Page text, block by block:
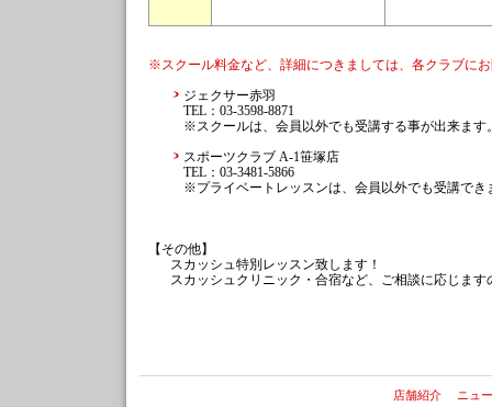
※スクール料金など、詳細につきましては、各クラブに
ジェクサー赤羽
TEL：03-3598-8871
※スクールは、会員以外でも受講する事が出来ます
スポーツクラブ A-1笹塚店
TEL：03-3481-5866
※プライベートレッスンは、会員以外でも受講でき
【その他】
スカッシュ特別レッスン致します！
スカッシュクリニック・合宿など、ご相談に応じま
店舗紹介 ニュ